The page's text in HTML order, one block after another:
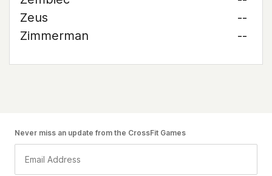
Zeus
--
Zimmerman
--
Never miss an update from the CrossFit Games